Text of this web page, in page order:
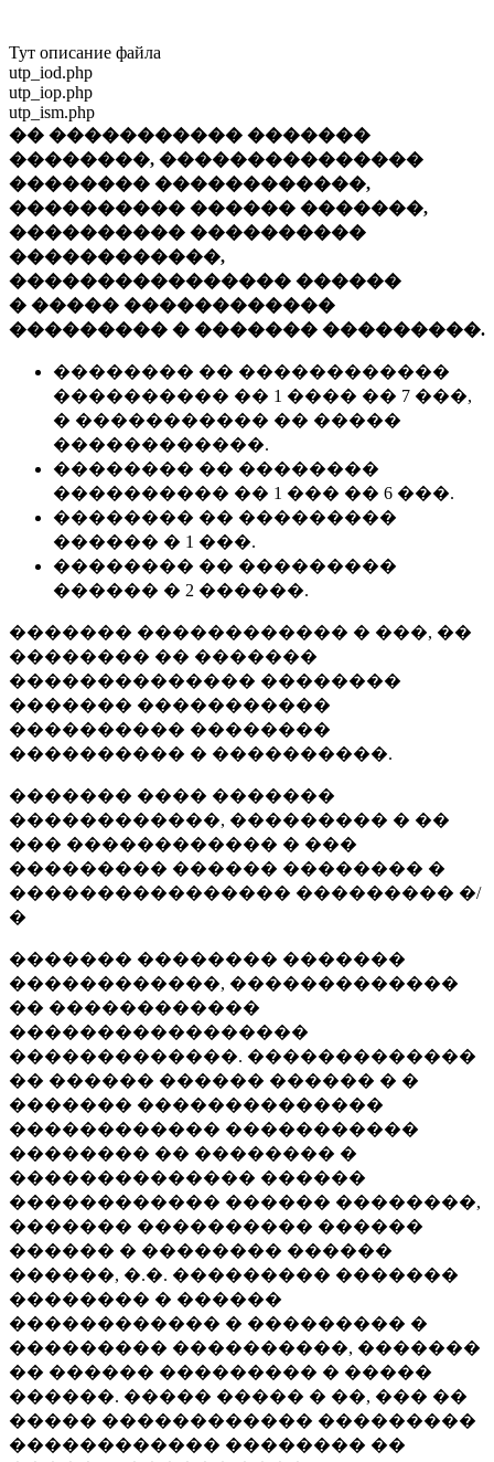
Тут описание файла
utp_iod.php
utp_iop.php
utp_ism.php
�� ����������� �������
��������, ���������������
�������� ������������,
���������� ������ �������,
���������� ����������
������������,
���������������� ������
� ����� ������������
��������� � ������� ���������.
�������� �� ������������
���������� �� 1 ���� �� 7 ���,
� ����������� �� �����
������������.
�������� �� ��������
���������� �� 1 ��� �� 6 ���.
�������� �� ���������
������ � 1 ���.
�������� �� ���������
������ � 2 ������.
������� ������������ � ���, ��
�������� �� �������
�������������� ��������
������� �����������
���������� ��������
���������� � ����������.
������� ���� �������
������������, ��������� � ��
��� ������������ � ���
��������� ������ �������� �
���������������� ��������� �/
�
������� �������� �������
������������, �������������
�� ������������
�����������������
�������������. �������������
�� ������ ������ ������ � �
������� ��������������
������������ �����������
�������� �� �������� �
�������������� ������
������������ ������ ��������,
������� ���������� ������
������ � �������� ������
������, �.�. ��������� �������
�������� � ������
������������ � ��������� �
��������� ����������, �������
�� ������ ��������� � �����
������. ����� ����� � ��, ��� ��
����� ������������ ���������
������������ �������� ��